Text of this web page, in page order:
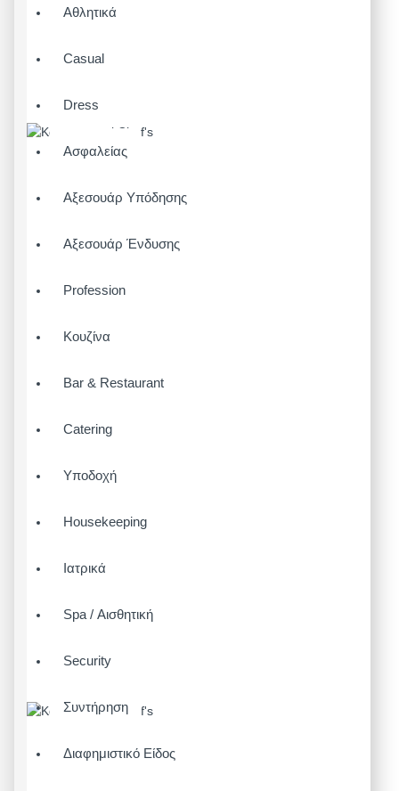
Αθλητικά
Casual
Dress
Ασφαλείας
Αξεσουάρ Υπόδησης
Αξεσουάρ Ένδυσης
Profession
Κουζίνα
Bar & Restaurant
Catering
Υποδοχή
Housekeeping
Ιατρικά
Spa / Αισθητική
Security
Συντήρηση
Διαφημιστικό Είδος